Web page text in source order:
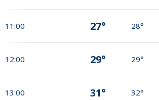
11:00 27° 28°
12:00 29° 29°
13:00 31° 32°